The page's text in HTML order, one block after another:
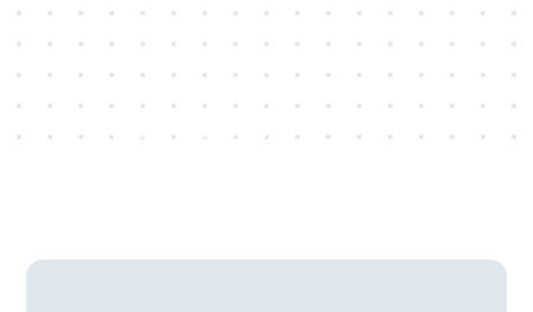
Veranstaltungsräume
rund 800 Kongress- und